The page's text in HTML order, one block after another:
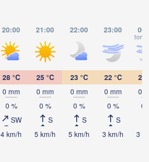
20:00 21:00 22:00 23:00
28 °C
0 mm
0 %
SW
4 km/h
25 °C
0 mm
0 %
S
5 km/h
23 °C
0 mm
0 %
S
5 km/h
22 °C
0 mm
0 %
S
3 km/h
22
0
0
3
Астана
(Astana)
Қарағанды
(Qarağandy)